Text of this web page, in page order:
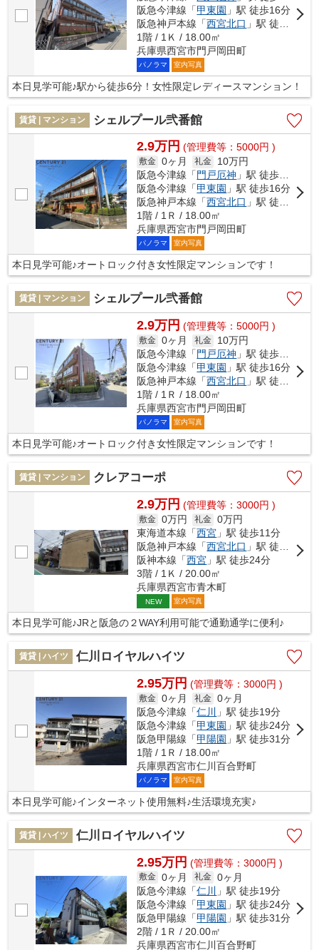
阪急今津線「甲東園 」駅 徒歩16分
阪急神戸本線「西宮北口 」駅 徒歩21分
1階 / 1Ｋ / 18.00㎡
兵庫県西宮市門戸岡田町
パノラマ 室内写真
本日見学可能♪駅から徒歩6分！女性限定レディースマンション！
賃貸 | マンション シェルプール弐番館
2.9万円 (管理費等：5000円 )
敷金 0ヶ月 礼金
10万円
阪急今津線「 門戸厄神 」駅 徒歩6分
阪急今津線「甲東園 」駅 徒歩16分
阪急神戸本線「西宮北口 」駅 徒歩22分
1階 / 1Ｒ / 18.00㎡
兵庫県西宮市門戸岡田町
パノラマ 室内写真
本日見学可能♪オートロック付き女性限定マンションです！
賃貸 | マンション シェルプール弐番館
2.9万円 (管理費等：5000円 )
敷金 0ヶ月 礼金
10万円
阪急今津線「 門戸厄神 」駅 徒歩6分
阪急今津線「甲東園 」駅 徒歩16分
阪急神戸本線「西宮北口 」駅 徒歩21分
1階 / 1Ｒ / 18.00㎡
兵庫県西宮市門戸岡田町
パノラマ 室内写真
本日見学可能♪オートロック付き女性限定マンションです！
賃貸 | マンション クレアコーポ
2.9万円 (管理費等：3000円 )
敷金 0万円 礼金 0万円
東海道本線「西宮 」駅 徒歩11分
阪急神戸本線「西宮北口 」駅 徒歩13分
阪神本線「西宮 」駅 徒歩24分
3階 / 1Ｋ / 20.00㎡
兵庫県西宮市青木町
NEW 室内写真
本日見学可能♪JRと阪急の２WAY利用可能で通勤通学に便利♪
賃貸 | ハイツ 仁川ロイヤルハイツ
2.95万円 (管理費等：3000円 )
敷金 0ヶ月 礼金 0ヶ月
阪急今津線「仁川
」駅 徒歩19分
阪急今津線「甲東園 」駅 徒歩24分
阪急甲陽線「甲陽園 」駅 徒歩31分
1階 / 1Ｒ / 18.00㎡
兵庫県西宮市仁川百合野町
パノラマ 室内写真
本日見学可能♪インターネット使用無料♪生活環境充実♪
賃貸 | ハイツ 仁川ロイヤルハイツ
2.95万円 (管理費等：3000円 )
敷金 0ヶ月 礼金 0ヶ月
阪急今津線「仁川
」駅 徒歩19分
阪急今津線「甲東園 」駅 徒歩24分
阪急甲陽線「甲陽園 」駅 徒歩31分
2階 / 1Ｒ / 20.00㎡
兵庫県西宮市仁川百合野町